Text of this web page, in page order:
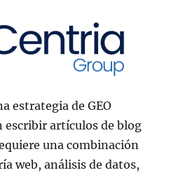
estrategia de GEO
escribir artículos de blog
una combinación
web, análisis de datos,